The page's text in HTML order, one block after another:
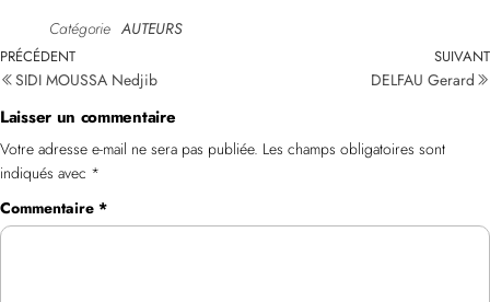
Catégorie AUTEURS
PRÉCÉDENT
SIDI MOUSSA Nedjib
SUIVANT
DELFAU Gerard
Laisser un commentaire
Votre adresse e-mail ne sera pas publiée. Les champs obligatoires sont
indiqués avec *
Commentaire *